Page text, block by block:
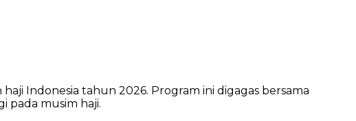
haji Indonesia tahun 2026. Program ini digagas bersama
pada musim haji.